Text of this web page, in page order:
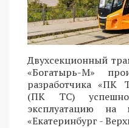
Двухсекционный
«Богатырь-М»
разработчика «ПК
(ПК ТС) успешно
эксплуатацию на
«Екатеринбург -